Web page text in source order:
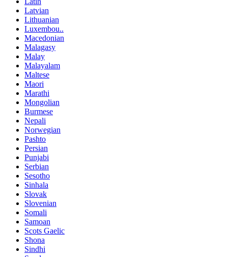
Latvian
Lithuanian
Luxembou..
Macedonian
Malagasy
Malay
Malayalam
Maltese
Maori
Marathi
Mongolian
Burmese
Nepali
Norwegian
Pashto
Persian
Punjabi
Serbian
Sesotho
Sinhala
Slovak
Slovenian
Somali
Samoan
Scots Gaelic
Shona
Sindhi